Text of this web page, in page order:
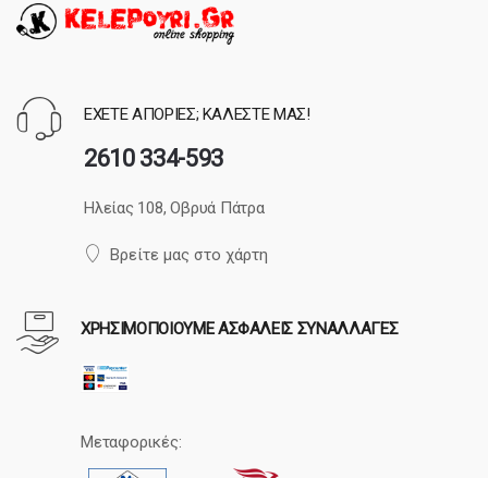
ΕΧΕΤΕ ΑΠΟΡΙΕΣ; ΚΑΛΕΣΤΕ ΜΑΣ!
2610 334-593
Ηλείας 108, Οβρυά Πάτρα
Βρείτε μας στο χάρτη
ΧΡΗΣΙΜΟΠΟΙΟΥΜΕ ΑΣΦΑΛΕΙΣ ΣΥΝΑΛΛΑΓΕΣ
Μεταφορικές: